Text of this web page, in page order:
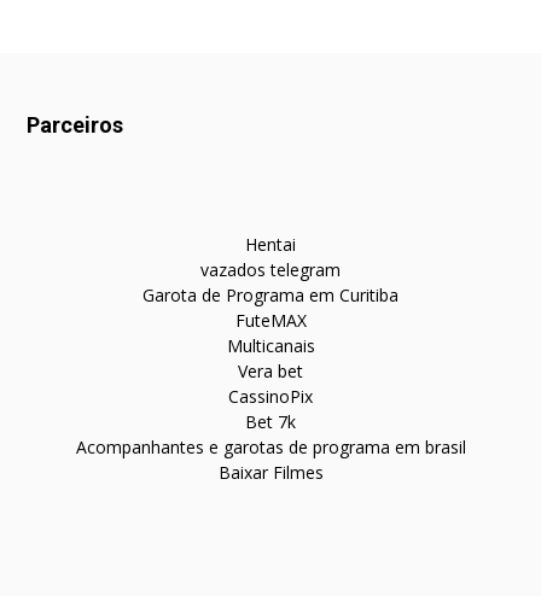
Parceiros
Hentai
vazados telegram
Garota de Programa em Curitiba
FuteMAX
Multicanais
Vera bet
CassinoPix
Bet 7k
Acompanhantes e garotas de programa em brasil
Baixar Filmes